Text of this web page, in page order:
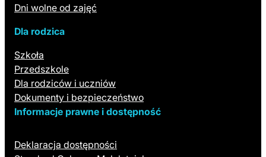
Dni wolne od zajęć
Dla rodzica
Szkoła
Przedszkole
Dla rodziców i uczniów
Dokumenty i bezpieczeństwo
Informacje prawne i dostępność
Deklaracja dostępności